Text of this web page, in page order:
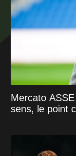
Mercato
sens, le point